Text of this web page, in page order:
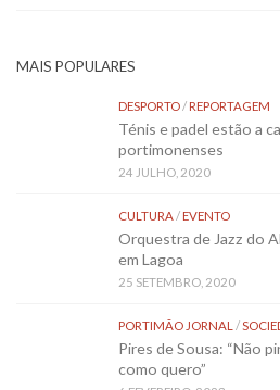
MAIS POPULARES
DESPORTO/REPORTAGEM
Ténis e padel estão a
portimonenses
24 JULHO, 2020
CULTURA/EVENTO
Orquestra de Jazz do
em Lagoa
25 SETEMBRO, 2020
PORTIMÃO JORNAL /
Pires de Sousa: “Não
como quero”